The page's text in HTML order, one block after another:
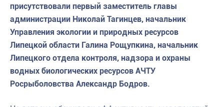
Охотское
Приморское
Сахалино-Курильское
Северо-Восточное
Северо-Западное
присутствовали первый заместитель главы
администрации Николай Тагинцев, начальник
Управления экологии и природных ресурсов
Липецкой области Галина Рощупкина, начальник
Липецкого отдела контроля, надзора и охраны
водных биологических ресурсов АЧТУ
Росрыболовства Александр Бодров.